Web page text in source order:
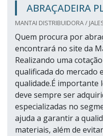
ABRAÇADEIRA
MANTAI DISTRIBUIDORA /
Quem procura por
encontrará no site da
Realizando uma
qualificada do mercado
qualidade.É
deve sempre ser
especializadas no
ajuda a garantir a
materiais, além de